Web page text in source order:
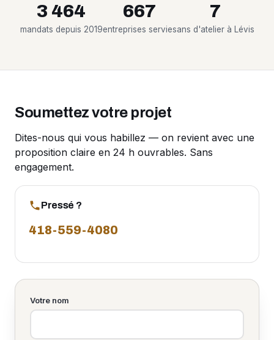
3 464
mandats depuis 2019
667
entreprises servies
7
ans d'atelier à Lévis
Soumettez votre projet
Dites-nous qui vous habillez — on revient avec une
proposition claire en 24 h ouvrables. Sans
engagement.
Pressé ?
418-559-4080
Votre nom